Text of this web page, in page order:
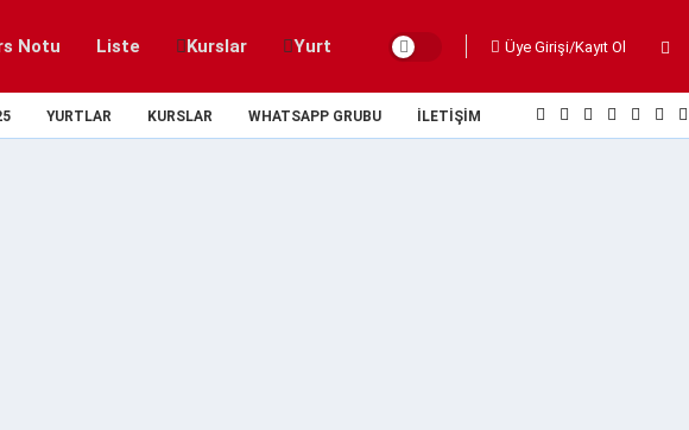
Notu Liste Kurslar Yurt Üye Girişi/Kayıt Ol
YURTLAR KURSLAR WHATSAPP GRUBU İLETIŞIM